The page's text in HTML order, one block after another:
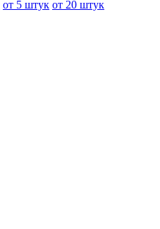
от 5 штук от 20 штук